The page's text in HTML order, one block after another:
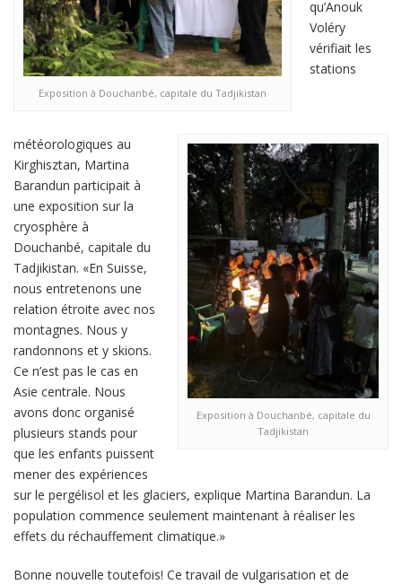
Exposition à Douchanbé, capitale du Tadjikistan
Exposition à Douchanbé, capitale du
Tadjikistan
qu’Anouk
Voléry
vérifiait les
stations
météorologiques au
Kirghisztan, Martina
Barandun participait à
une exposition sur la
cryosphère à
Douchanbé, capitale du
Tadjikistan. «En Suisse,
nous entretenons une
relation étroite avec nos
montagnes. Nous y
randonnons et y skions.
Ce n’est pas le cas en
Asie centrale. Nous
avons donc organisé
plusieurs stands pour
que les enfants puissent
mener des expériences
sur le pergélisol et les glaciers, explique Martina Barandun. La
population commence seulement maintenant à réaliser les
effets du réchauffement climatique.»
Bonne nouvelle toutefois! Ce travail de vulgarisation et de